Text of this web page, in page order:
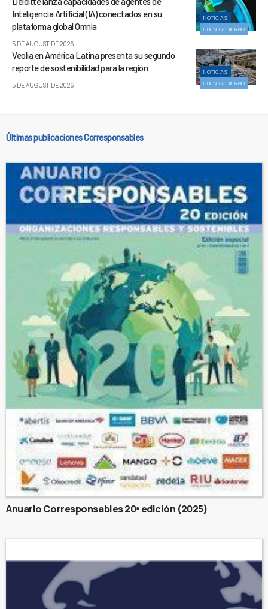
NOTICIAS
BUEN GOBIERNO
Inteligencia Artificial (IA) conectados en su
plataforma global Omnia
5 DE AUGUST DE 2026
NOTICIAS
BUEN GOBIERNO
Veolia en América Latina presenta su segundo
reporte de sostenibilidad para la región
5 DE AUGUST DE 2026
Últimas publicaciones Corresponsables
Anuario Corresponsables 20ª edición (2025)